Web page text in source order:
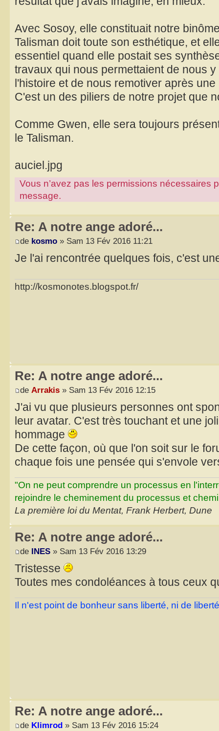
Avec Sosoy, elle constituait notre
Talisman doit toute son esthétique, et
essentiel quand elle postait ses
travaux qui nous permettaient de nous
l'histoire et de nous remotiver après
C'est un des piliers de notre projet que
Comme Gwen, elle sera toujours
le Talisman.
auciel.jpg
Vous n’avez pas les permissions nécessaires
message.
Re: A notre ange adoré...
de kosmo » Sam 13 Fév 2016 11:21
Je l'ai rencontrée quelques fois, c'est
http://kosmonotes.blogspot.fr/
Re: A notre ange adoré...
de Arrakis » Sam 13 Fév 2016 12:15
J'ai vu que plusieurs personnes ont
leur avatar. C'est très touchant et une
hommage
De cette façon, où que l'on soit sur le
chaque fois une pensée qui s'envole
"On ne peut comprendre un processus en
rejoindre le cheminement du processus et
La première loi du Mentat, Frank Herbert, Dune
Re: A notre ange adoré...
de INES » Sam 13 Fév 2016 13:29
Tristesse
Toutes mes condoléances à tous ceux
Il n'est point de bonheur sans liberté, ni de
Re: A notre ange adoré...
de Klimrod » Sam 13 Fév 2016 15:24